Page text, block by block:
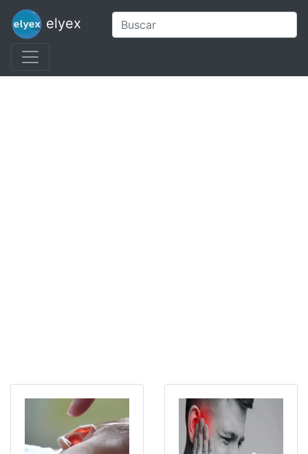
elyex